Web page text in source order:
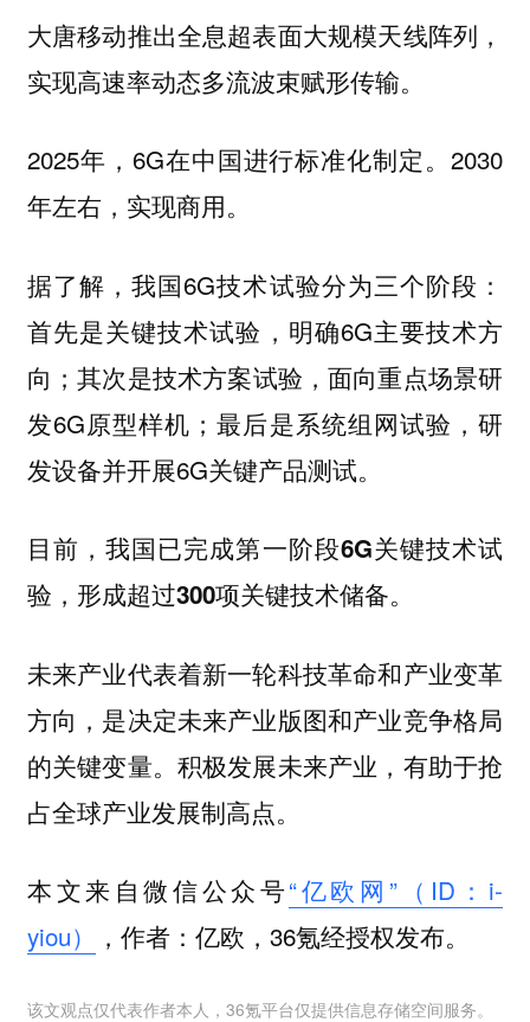
大唐移动推出全息超表面大规模天线阵列，
实现高速率动态多流波束赋形传输。
2025年，6G在中国进行标准化制定。2030
年左右，实现商用。
据了解，我国6G技术试验分为三个阶段：
首先是关键技术试验 ，明确6G主要技术方
向；其次是技术方案试验 ，面向重点场景研
发6G原型样机；最后是系统组网试验 ，研
发设备并开展6G关键产品测试。
目前，我国已完成第一阶段6G关键技术试
验，形成超过300项关键技术储备。
未来产业代表着新一轮科技革命和产业变革
方向，是决定未来产业版图和产业竞争格局
的关键变量。积极发展未来产业，有助于抢
占全球产业发展制高点。
本文来自微信公众号“亿欧网”（ID：i-
yiou）
，作者：亿欧，36氪经授权发布。
该文观点仅代表作者本人，36氪平台仅提供信息存储空间服务。